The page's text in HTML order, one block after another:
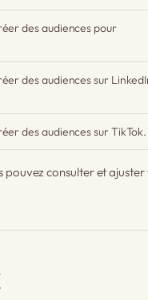
des audiences pour
des audiences sur
des audiences sur TikTok.
consulter et ajuster